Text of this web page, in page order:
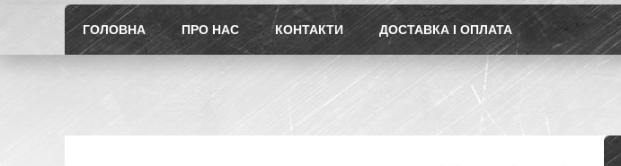
ГОЛОВНА ПРО НАС КОНТАКТИ ДОСТАВКА І ОПЛАТА